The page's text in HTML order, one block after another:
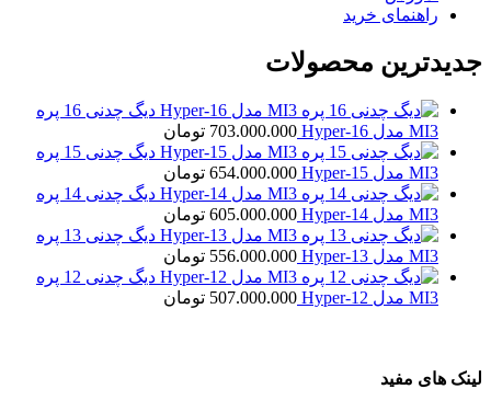
راهنمای خرید
جدیدترین محصولات
دیگ چدنی 16 پره
MI3 مدل Hyper-16
703.000.000 تومان
دیگ چدنی 15 پره
MI3 مدل Hyper-15
654.000.000 تومان
دیگ چدنی 14 پره
MI3 مدل Hyper-14
605.000.000 تومان
دیگ چدنی 13 پره
MI3 مدل Hyper-13
556.000.000 تومان
دیگ چدنی 12 پره
MI3 مدل Hyper-12
507.000.000 تومان
لینک های مفید